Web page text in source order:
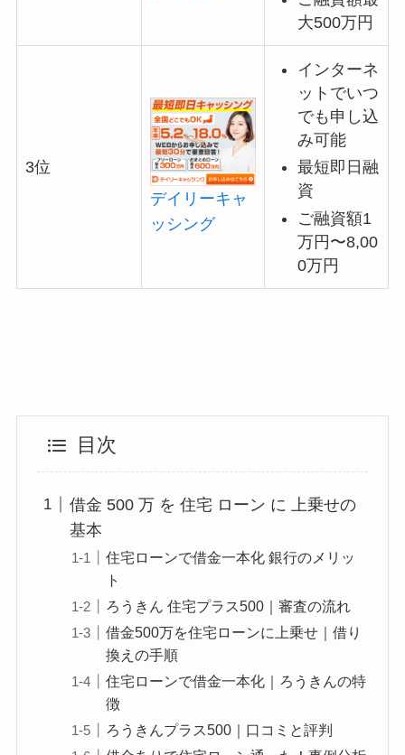
大500万円
3位
デイリーキャ
ッシング
インターネ
ットでいつ
でも申し込
み可能
最短即日融
資
ご融資額1
万円〜8,00
0万円
目次
借金 500 万 を 住宅 ローン に 上乗せの
基本
住宅ローンで借金一本化 銀行のメリッ
ト
ろうきん 住宅プラス500｜審査の流れ
借金500万を住宅ローンに上乗せ｜借り
換えの手順
住宅ローンで借金一本化｜ろうきんの特
徴
ろうきんプラス500｜口コミと評判